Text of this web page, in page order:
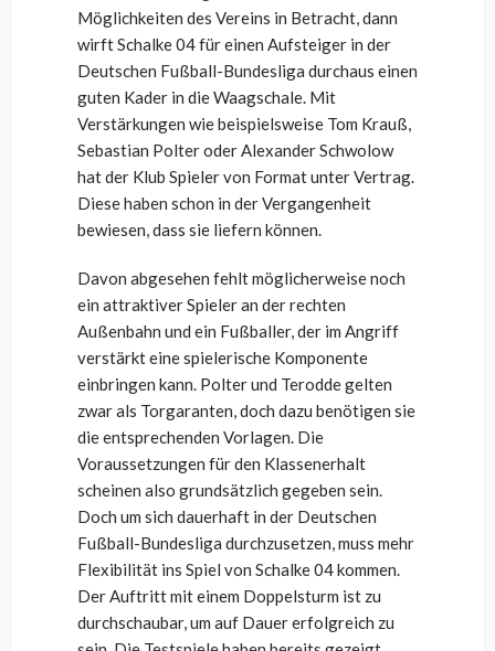
Möglichkeiten des Vereins in Betracht, dann
wirft Schalke 04 für einen Aufsteiger in der
Deutschen Fußball-Bundesliga durchaus einen
guten Kader in die Waagschale. Mit
Verstärkungen wie beispielsweise Tom Krauß,
Sebastian Polter oder Alexander Schwolow
hat der Klub Spieler von Format unter Vertrag.
Diese haben schon in der Vergangenheit
bewiesen, dass sie liefern können.
Davon abgesehen fehlt möglicherweise noch
ein attraktiver Spieler an der rechten
Außenbahn und ein Fußballer, der im Angriff
verstärkt eine spielerische Komponente
einbringen kann. Polter und Terodde gelten
zwar als Torgaranten, doch dazu benötigen sie
die entsprechenden Vorlagen. Die
Voraussetzungen für den Klassenerhalt
scheinen also grundsätzlich gegeben sein.
Doch um sich dauerhaft in der Deutschen
Fußball-Bundesliga durchzusetzen, muss mehr
Flexibilität ins Spiel von Schalke 04 kommen.
Der Auftritt mit einem Doppelsturm ist zu
durchschaubar, um auf Dauer erfolgreich zu